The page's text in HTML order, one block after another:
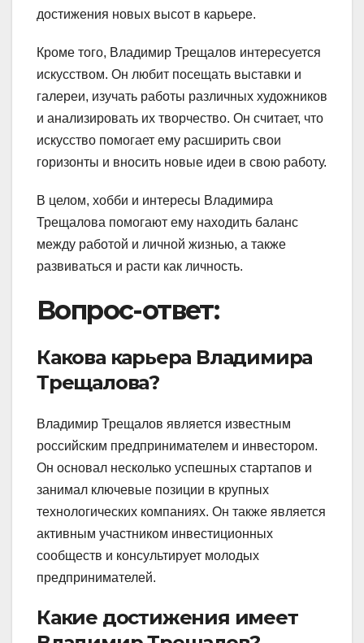
достижения новых высот в карьере.
Кроме того, Владимир Трещалов интересуется
искусством. Он любит посещать выставки и
галереи, изучать работы различных художников
и анализировать их творчество. Он считает, что
искусство помогает ему расширить свои
горизонты и вносить новые идеи в свою работу.
В целом, хобби и интересы Владимира
Трещалова помогают ему находить баланс
между работой и личной жизнью, а также
развиваться и расти как личность.
Вопрос-ответ:
Какова карьера Владимира
Трещалова?
Владимир Трещалов является известным
российским предпринимателем и инвестором.
Он основал несколько успешных стартапов и
занимал ключевые позиции в крупных
технологических компаниях. Он также является
активным участником инвестиционных
сообществ и консультирует молодых
предпринимателей.
Какие достижения имеет